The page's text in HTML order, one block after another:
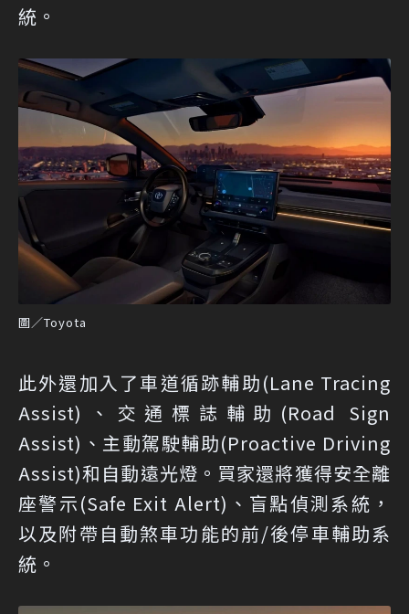
統。
圖／Toyota
此外還加入了車道循跡輔助(Lane Tracing
Assist)、交通標誌輔助(Road Sign
Assist)、主動駕駛輔助(Proactive Driving
Assist)和自動遠光燈。買家還將獲得安全離
座警示(Safe Exit Alert)、盲點偵測系統，
以及附帶自動煞車功能的前/後停車輔助系
統。